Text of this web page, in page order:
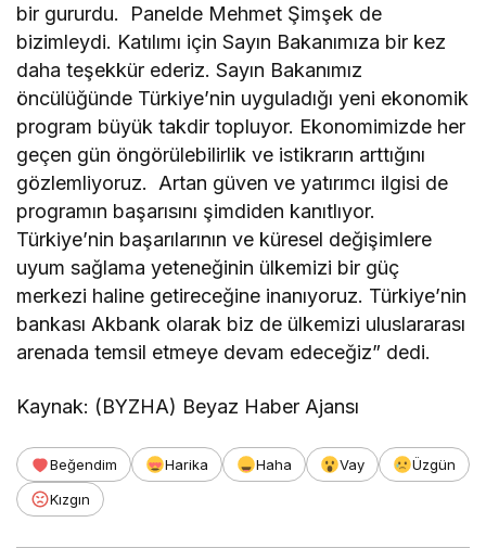
bir gururdu. Panelde Mehmet Şimşek de
bizimleydi. Katılımı için Sayın Bakanımıza bir kez
daha teşekkür ederiz. Sayın Bakanımız
öncülüğünde Türkiye’nin uyguladığı yeni ekonomik
program büyük takdir topluyor. Ekonomimizde her
geçen gün öngörülebilirlik ve istikrarın arttığını
gözlemliyoruz. Artan güven ve yatırımcı ilgisi de
programın başarısını şimdiden kanıtlıyor.
Türkiye’nin başarılarının ve küresel değişimlere
uyum sağlama yeteneğinin ülkemizi bir güç
merkezi haline getireceğine inanıyoruz. Türkiye’nin
bankası Akbank olarak biz de ülkemizi uluslararası
arenada temsil etmeye devam edeceğiz” dedi.
Kaynak: (BYZHA) Beyaz Haber Ajansı
Beğendim Harika Haha Vay
Üzgün
Kızgın